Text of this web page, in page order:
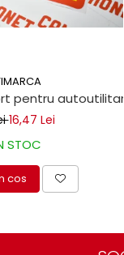
pentru
16,47 Lei
STOC
cos